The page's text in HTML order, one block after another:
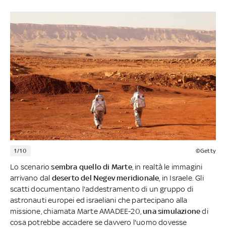
1/10 ©Getty
Lo scenario sembra quello di Marte, in realtà le immagini
arrivano dal deserto del Negev meridionale , in Israele. Gli
scatti documentano l'addestramento di un gruppo di
astronauti europei ed israeliani che partecipano alla
missione, chiamata Marte AMADEE-20,una simulazionedi
cosa potrebbe accadere se davvero l'uomo dovesse